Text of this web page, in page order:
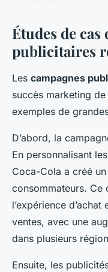
Études de cas
publicitaires
Les campagnes
succès marketing
exemples de
D’abord, la
En personnalisant
Coca-Cola a créé
consommateurs. Ce
l’expérience
ventes, avec une
dans plusieurs
Ensuite, les